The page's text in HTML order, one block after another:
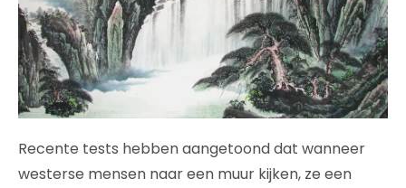
Recente tests hebben aangetoond dat wanneer
westerse mensen naar een muur kijken, ze een